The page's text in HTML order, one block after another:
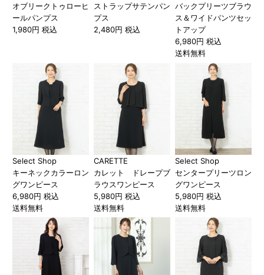
オブリークトゥローヒ
ールパンプス
1,980円 税込
ストラップサテンパン
プス
2,480円 税込
バックプリーツブラウ
ス＆ワイドパンツセッ
トアップ
6,980円 税込
送料無料
Select Shop
キーネックカラーロン
グワンピース
6,980円 税込
送料無料
CARETTE
カレット ドレープブ
ラウスワンピース
5,980円 税込
送料無料
Select Shop
センタープリーツロン
グワンピース
5,980円 税込
送料無料